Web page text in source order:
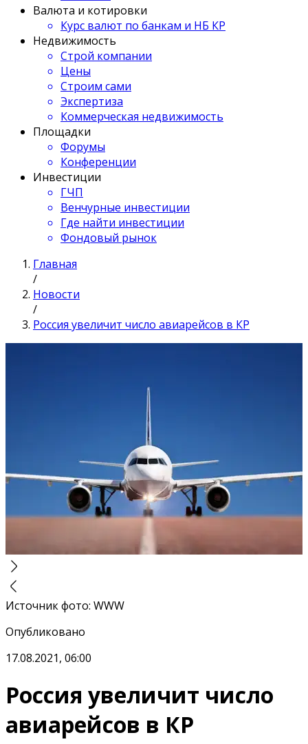
Валюта и котировки
Курс валют по банкам и НБ КР
Недвижимость
Строй компании
Цены
Строим сами
Экспертиза
Коммерческая недвижимость
Площадки
Форумы
Конференции
Инвестиции
ГЧП
Венчурные инвестиции
Где найти инвестиции
Фондовый рынок
Главная
/
Новости
/
Россия увеличит число авиарейсов в КР
Источник фото: WWW
Опубликовано
17.08.2021, 06:00
Россия увеличит число
авиарейсов в КР